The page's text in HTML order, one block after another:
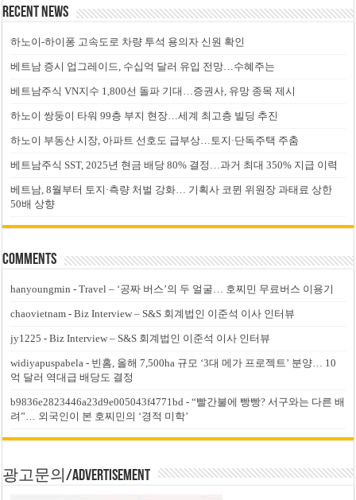
Recent News
하노이-하이퐁 고속도로 차량 투석 용의자 신원 확인
베트남 증시 업그레이드, 수십억 달러 유입 전망…수혜주는
베트남주식 VN지수 1,800선 돌파 기대…증권사, 유망 종목 제시
하노이 쌍둥이 타워 99층 부지 현장…세계 최고층 빌딩 추진
하노이 부동산 시장, 아파트 선호도 급부상…토지·단독주택 주춤
베트남주식 SST, 2025년 현금 배당 80% 결정…과거 최대 350% 지급 이력
베트남, 8월부터 토지·측량 처벌 강화… 기획사 코뮌 위원장 과태료 상한
50배 상향
Comments
hanyoungmin -Travel – ‘공짜 버스’의 두 얼굴… 호찌민 무료버스 이용기
chaovietnam -Biz Interview – S&S 회계법인 이준석 이사 인터뷰
jy1225 -Biz Interview – S&S 회계법인 이준석 이사 인터뷰
widiyapuspabela - 빈홈, 올해 7,500ha 규모 ‘3대 메가 프로젝트’ 분양… 10
억 달러 역대급 배당도 결정
b9836e2823446a23d9e005043f4771bd -“빨간불에 빵빵? 서구와는 다른 배
려”… 외국인이 본 호찌민의 ‘경적 미학’
광고문의/Advertisement